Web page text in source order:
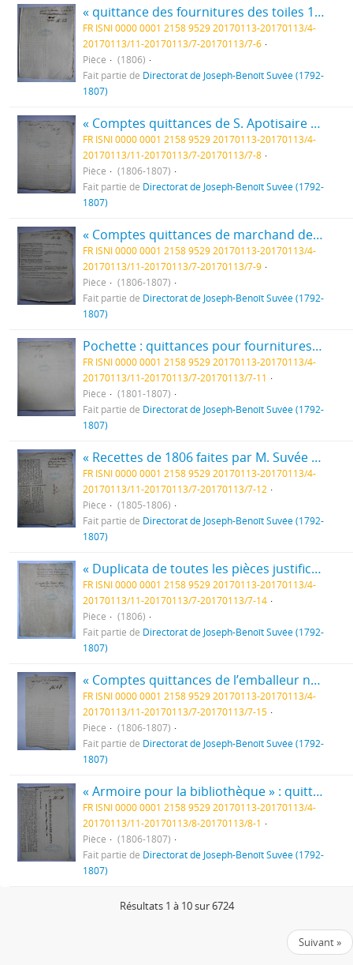
« quittance des fournitures des toiles 1806 n°23 » : quittances, fol. 44 à 48
FR ISNI 0000 0001 2158 9529 20170113-20170113/4-
20170113/11-20170113/7-20170113/7-6
Pièce
(1806)
Fait partie de Directorat de Joseph-Benoît Suvée (1792-
1807)
« Comptes quittances de S. Apotisaire n°12 » : quittances, fol. 51 à 69
FR ISNI 0000 0001 2158 9529 20170113-20170113/4-
20170113/11-20170113/7-20170113/7-8
Pièce
(1806-1807)
Fait partie de Directorat de Joseph-Benoît Suvée (1792-
1807)
« Comptes quittances de marchand de l’huile n°14 » : quittances pour fournitures, fol. 70 à 102
FR ISNI 0000 0001 2158 9529 20170113-20170113/4-
20170113/11-20170113/7-20170113/7-9
Pièce
(1806-1807)
Fait partie de Directorat de Joseph-Benoît Suvée (1792-
1807)
Pochette : quittances pour fournitures, états de dépenses pour travaux, état de dépenses pour fonctionnement, notes de Joseph-Benoît Suvée, fol. 111-155
FR ISNI 0000 0001 2158 9529 20170113-20170113/4-
20170113/11-20170113/7-20170113/7-11
Pièce
(1801-1807)
Fait partie de Directorat de Joseph-Benoît Suvée (1792-
1807)
« Recettes de 1806 faites par M. Suvée » : quittances, fol. 157 à 173
FR ISNI 0000 0001 2158 9529 20170113-20170113/4-
20170113/11-20170113/7-20170113/7-12
Pièce
(1805-1806)
Fait partie de Directorat de Joseph-Benoît Suvée (1792-
1807)
« Duplicata de toutes les pièces justificatives du Compte rendu au ministre le 31 Mars 1807 pour l’année 1806, janvier et les dix premiers jours de février de 1807 par le Directeur par Intérim, au nom de Mr Suvée. Compte de l’année 1806. mois de Janvier et 10 jours de février » : compte des recettes et dépenses, quittances, fol. 181 à 195
FR ISNI 0000 0001 2158 9529 20170113-20170113/4-
20170113/11-20170113/7-20170113/7-14
Pièce
(1806)
Fait partie de Directorat de Joseph-Benoît Suvée (1792-
1807)
« Comptes quittances de l’emballeur n°47 » : quittance, fol. 196 à 199
FR ISNI 0000 0001 2158 9529 20170113-20170113/4-
20170113/11-20170113/7-20170113/7-15
Pièce
(1806-1807)
Fait partie de Directorat de Joseph-Benoît Suvée (1792-
1807)
« Armoire pour la bibliothèque » : quittances pour les fournitures, fol. 1 à 8bis
FR ISNI 0000 0001 2158 9529 20170113-20170113/4-
20170113/11-20170113/8-20170113/8-1
Pièce
(1806-1807)
Fait partie de Directorat de Joseph-Benoît Suvée (1792-
1807)
Résultats 1 à 10 sur 6724
Suivant »